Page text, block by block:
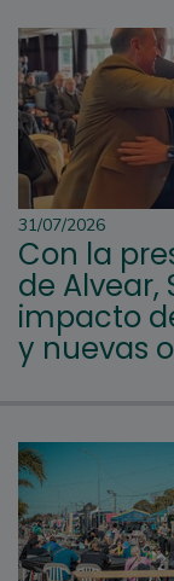
31/07/2026
Con la
de Alvear,
impacto
y nuevas